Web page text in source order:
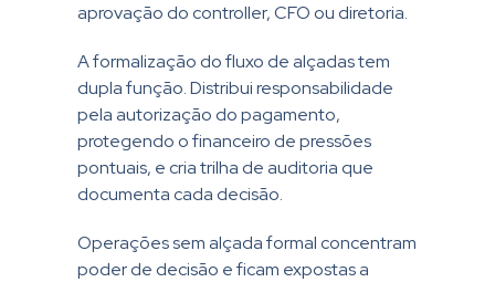
aprovação do controller, CFO ou diretoria.
A formalização do fluxo de alçadas tem
dupla função. Distribui responsabilidade
pela autorização do pagamento,
protegendo o financeiro de pressões
pontuais, e cria trilha de auditoria que
documenta cada decisão.
Operações sem alçada formal concentram
poder de decisão e ficam expostas a